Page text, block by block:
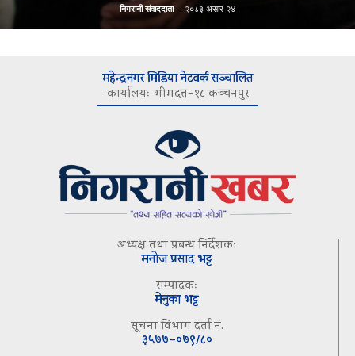
निगरानी संवाददाता - २०८३ असार २४
महेन्द्रनगर मिडिया नेटवर्क सञ्चालित
कार्यालयः भीमदत्त–१८ कञ्चनपुर
अध्यक्ष तथा प्रबन्ध निर्देशकः
मनोज प्रसाद भट्ट
सम्पादकः
मेनुका भट्ट
सूचना विभाग दर्ता नं.
३५७७–०७९/८०